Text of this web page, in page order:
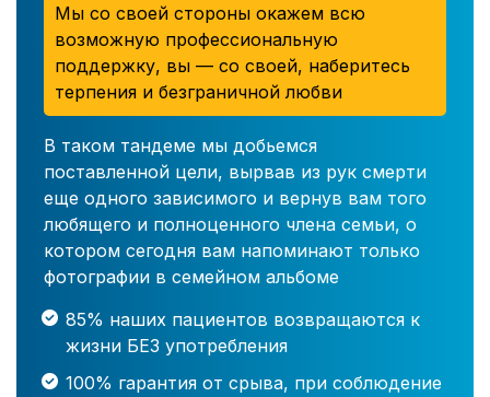
Мы со своей стороны окажем всю
возможную профессиональную
поддержку, вы — со своей, наберитесь
терпения и безграничной любви
В таком тандеме мы добьемся
поставленной цели, вырвав из рук смерти
еще одного зависимого и вернув вам того
любящего и полноценного члена семьи, о
котором сегодня вам напоминают только
фотографии в семейном альбоме
85% наших пациентов возвращаются к
жизни БЕЗ употребления
100% гарантия от срыва, при соблюдение